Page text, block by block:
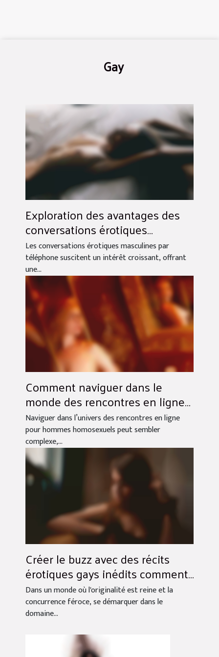
Gay
Exploration des avantages des
conversations érotiques
masculines par téléphone
Les conversations érotiques masculines par
téléphone suscitent un intérêt croissant, offrant
une...
Comment naviguer dans le
monde des rencontres en ligne
pour hommes homosexuels ?
Naviguer dans l’univers des rencontres en ligne
pour hommes homosexuels peut sembler
complexe,...
Créer le buzz avec des récits
érotiques gays inédits comment
se distinguer et capturer un
public fidèle
Dans un monde où l'originalité est reine et la
concurrence féroce, se démarquer dans le
domaine...